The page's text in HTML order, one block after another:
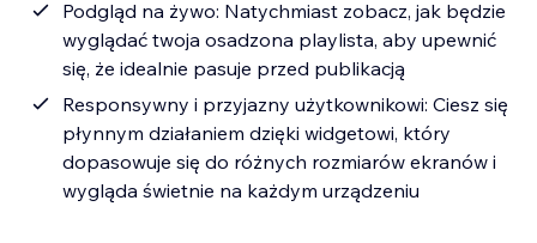
Podgląd na żywo: Natychmiast zobacz, jak będzie
wyglądać twoja osadzona playlista, aby upewnić
się, że idealnie pasuje przed publikacją
Responsywny i przyjazny użytkownikowi: Ciesz się
płynnym działaniem dzięki widgetowi, który
dopasowuje się do różnych rozmiarów ekranów i
wygląda świetnie na każdym urządzeniu